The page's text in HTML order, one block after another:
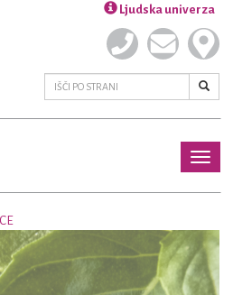
Ljudska univerza
Next